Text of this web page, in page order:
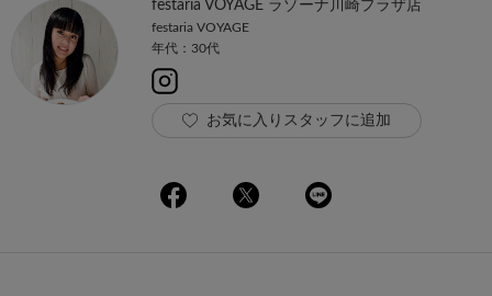
festaria VOYAGE ラゾーナ川崎プラザ店
festaria VOYAGE
年代：30代
お気に入りスタッフに追加